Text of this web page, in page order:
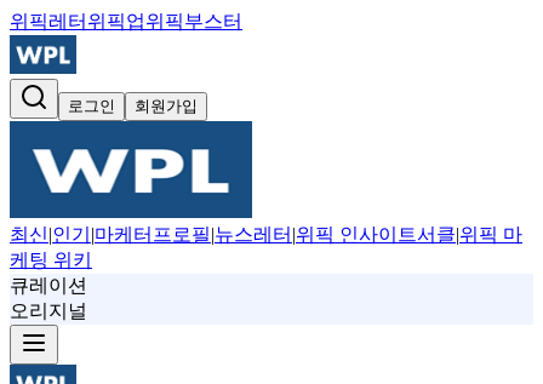
위픽레터 위픽업위픽부스터
로그인 회원가입
최신|인기 |마케터프로필|뉴스레터 |위픽 인사이트서클|위픽 마
케팅 위키
큐레이션
오리지널